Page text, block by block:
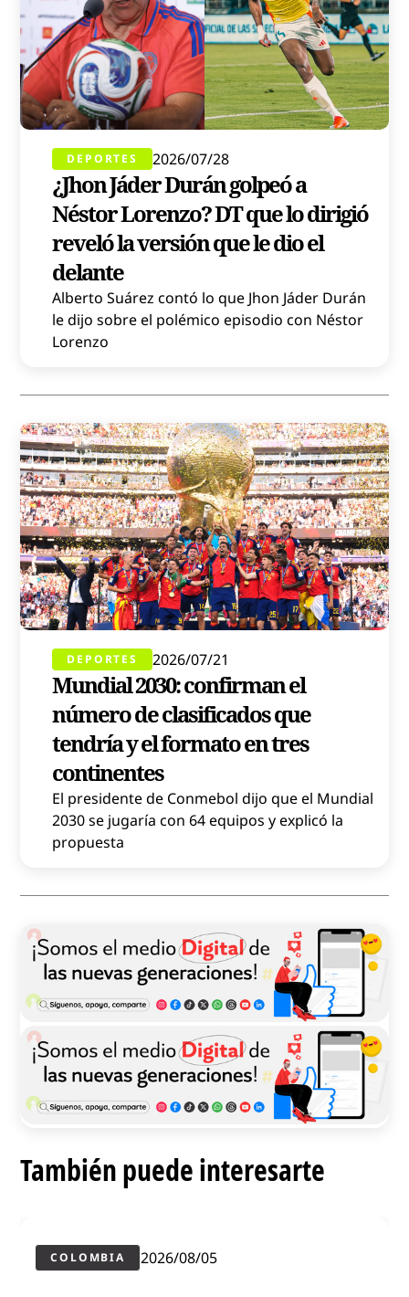
DEPORTES 2026/07/28
¿Jhon Jáder Durán golpeó a
Néstor Lorenzo? DT que lo dirigió
reveló la versión que le dio el
delante
Alberto Suárez contó lo que Jhon Jáder Durán
le dijo sobre el polémico episodio con Néstor
Lorenzo
DEPORTES 2026/07/21
Mundial 2030: confirman el
número de clasificados que
tendría y el formato en tres
continentes
El presidente de Conmebol dijo que el Mundial
2030 se jugaría con 64 equipos y explicó la
propuesta
También puede interesarte
COLOMBIA 2026/08/05